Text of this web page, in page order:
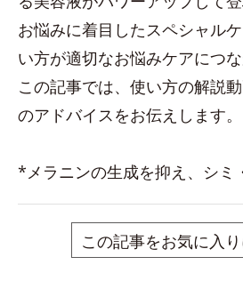
お悩みに着目したスペシャル
い方が適切なお悩みケアにつな
この記事では、使い方の解説
のアドバイスをお伝えします。
*メラニンの生成を抑え、シミ
この記事をお気に入